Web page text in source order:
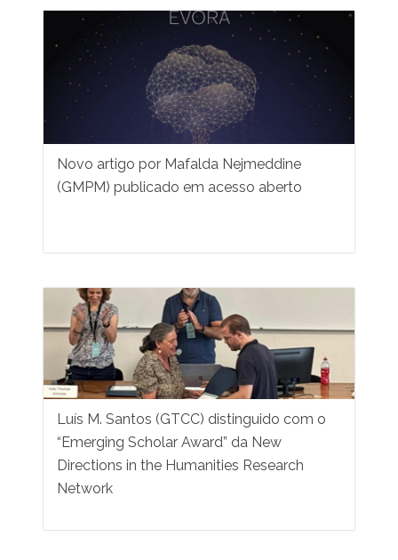
Novo artigo por Mafalda Nejmeddine
(GMPM) publicado em acesso aberto
Luís M. Santos (GTCC) distinguido com o
“Emerging Scholar Award” da New
Directions in the Humanities Research
Network